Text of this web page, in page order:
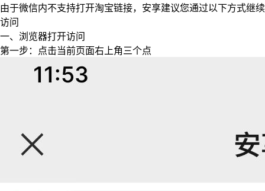
由于微信内不支持打开淘宝链接，安享建议您通过以下方式继续
访问
一、浏览器打开访问
第一步：点击当前页面右上角三个点